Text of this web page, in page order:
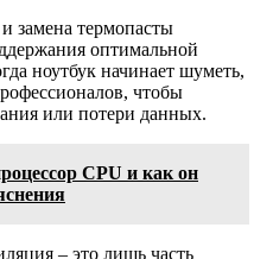
замена термопасты
оптимальной
ноутбук начинает шуметь,
чтобы
или потери данных.
CPU и как он
– это лишь часть